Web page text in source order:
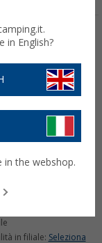
Electronis
con controllo
00
in filiale: Seleziona
in English?
in the webshop.